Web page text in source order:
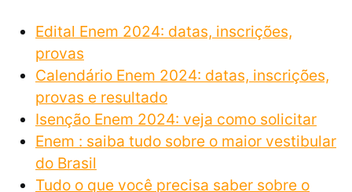
Edital Enem 2024: datas, inscrições,
provas
Calendário Enem 2024: datas, inscrições,
provas e resultado
Isenção Enem 2024: veja como solicitar
Enem : saiba tudo sobre o maior vestibular
do Brasil
Tudo o que você precisa saber sobre o